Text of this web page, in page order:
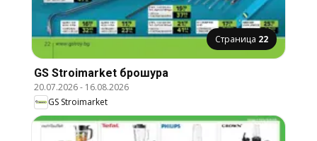
Страница 22
GS Stroimarket брошура
20.07.2026- 16.08.2026
GS Stroimarket